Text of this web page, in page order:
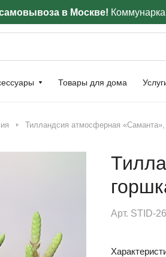
в Москве!
Товары для дома
Тилландсия атмосферная
Арт. STID-